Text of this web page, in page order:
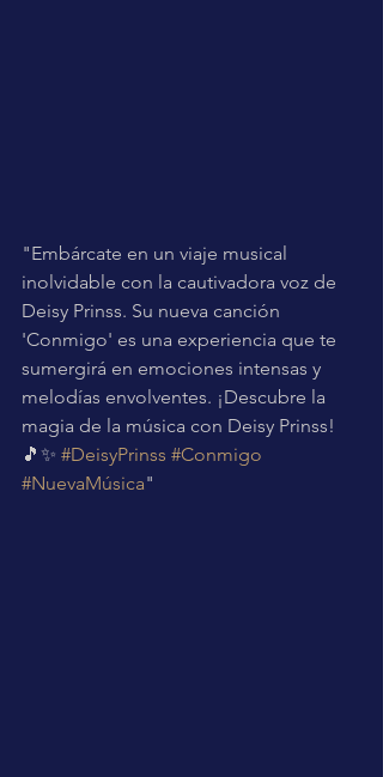
"Embárcate en un viaje musical
inolvidable con la cautivadora voz de
Deisy Prinss. Su nueva canción
'Conmigo' es una experiencia que te
sumergirá en emociones intensas y
melodías envolventes. ¡Descubre la
magia de la música con Deisy Prinss!
🎵✨ #DeisyPrinss #Conmigo
#NuevaMúsica"